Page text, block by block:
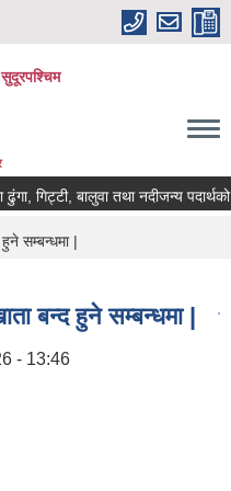
सुदूरपश्चिम
गिट्टी, बालुवा तथा नदीजन्य
सम्बन्धमा |
बन्द हुने सम्बन्धमा |
- 13:46